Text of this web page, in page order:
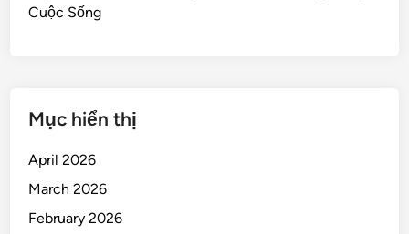
Cuộc Sống
Mục hiển thị
April 2026
March 2026
February 2026